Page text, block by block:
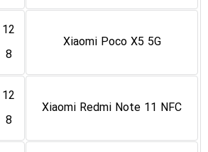
Xiaomi Poco X5 5G
12
8
Xiaomi Redmi Note 11 NFC
12
8